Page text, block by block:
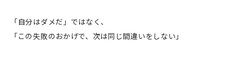
「自分はダメだ」ではなく、
「この失敗のおかげで、次は同じ間違いをしない」